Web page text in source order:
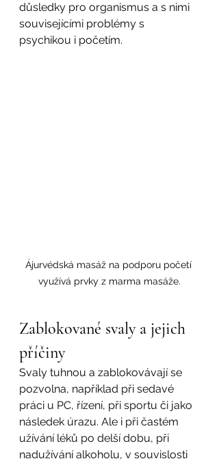
důsledky pro organismus a s nimi
souvisejícími problémy s
psychikou i početím.
Ájurvédská masáž na podporu početí
využívá prvky z marma masáže.
Zablokované svaly a jejich
příčiny
Svaly tuhnou a zablokovávají se
pozvolna, například při sedavé
práci u PC, řízení, při sportu či jako
následek úrazu. Ale i při častém
užívání léků po delší dobu, při
nadužívání alkoholu, v souvislosti